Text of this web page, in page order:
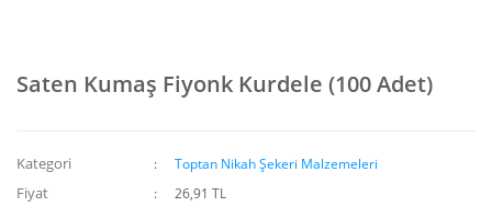
Saten Kumaş Fiyonk Kurdele (100 Adet)
Kategori Toptan Nikah Şekeri Malzemeleri
Fiyat 26,91 TL